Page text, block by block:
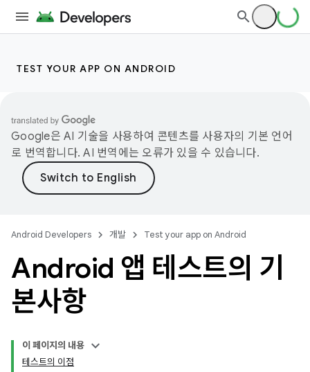
TEST YOUR APP ON ANDROID
Google은 AI 기술을 사용하여 콘텐츠를 사용자의 기본 언어
로 번역합니다. AI 번역에는 오류가 있을 수 있습니다.
Android Developers 개발 Test your app on Android
Android 앱 테스트의 기
본사항
이 페이지의 내용
테스트의 이점